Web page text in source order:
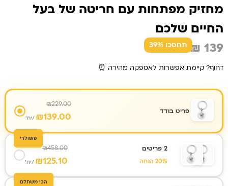
מחזיק מפתחות עם חריטה של בעל
החיים שלכם
₪ 139 תחסכו 39%
דחוף? קיימת אפשרות לאספקה מהירה ⏰
פריט בודד
₪229.00
₪139.00 /יח'
פופולרי
2 פריטים
20% הנחה
₪458.00
₪125.10 /יח'
הכי משתלם